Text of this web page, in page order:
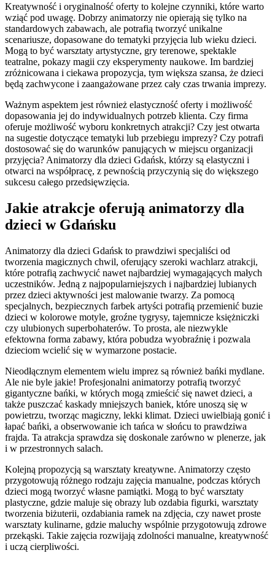
Kreatywność i oryginalność oferty to kolejne czynniki, które warto
wziąć pod uwagę. Dobrzy animatorzy nie opierają się tylko na
standardowych zabawach, ale potrafią tworzyć unikalne
scenariusze, dopasowane do tematyki przyjęcia lub wieku dzieci.
Mogą to być warsztaty artystyczne, gry terenowe, spektakle
teatralne, pokazy magii czy eksperymenty naukowe. Im bardziej
zróżnicowana i ciekawa propozycja, tym większa szansa, że dzieci
będą zachwycone i zaangażowane przez cały czas trwania imprezy.
Ważnym aspektem jest również elastyczność oferty i możliwość
dopasowania jej do indywidualnych potrzeb klienta. Czy firma
oferuje możliwość wyboru konkretnych atrakcji? Czy jest otwarta
na sugestie dotyczące tematyki lub przebiegu imprezy? Czy potrafi
dostosować się do warunków panujących w miejscu organizacji
przyjęcia? Animatorzy dla dzieci Gdańsk, którzy są elastyczni i
otwarci na współpracę, z pewnością przyczynią się do większego
sukcesu całego przedsięwzięcia.
Jakie atrakcje oferują animatorzy dla
dzieci w Gdańsku
Animatorzy dla dzieci Gdańsk to prawdziwi specjaliści od
tworzenia magicznych chwil, oferujący szeroki wachlarz atrakcji,
które potrafią zachwycić nawet najbardziej wymagających małych
uczestników. Jedną z najpopularniejszych i najbardziej lubianych
przez dzieci aktywności jest malowanie twarzy. Za pomocą
specjalnych, bezpiecznych farbek artyści potrafią przemienić buzie
dzieci w kolorowe motyle, groźne tygrysy, tajemnicze księżniczki
czy ulubionych superbohaterów. To prosta, ale niezwykle
efektowna forma zabawy, która pobudza wyobraźnię i pozwala
dzieciom wcielić się w wymarzone postacie.
Nieodłącznym elementem wielu imprez są również bańki mydlane.
Ale nie byle jakie! Profesjonalni animatorzy potrafią tworzyć
gigantyczne bańki, w których mogą zmieścić się nawet dzieci, a
także puszczać kaskady mniejszych baniek, które unoszą się w
powietrzu, tworząc magiczny, lekki klimat. Dzieci uwielbiają gonić i
łapać bańki, a obserwowanie ich tańca w słońcu to prawdziwa
frajda. Ta atrakcja sprawdza się doskonale zarówno w plenerze, jak
i w przestronnych salach.
Kolejną propozycją są warsztaty kreatywne. Animatorzy często
przygotowują różnego rodzaju zajęcia manualne, podczas których
dzieci mogą tworzyć własne pamiątki. Mogą to być warsztaty
plastyczne, gdzie maluje się obrazy lub ozdabia figurki, warsztaty
tworzenia biżuterii, ozdabiania ramek na zdjęcia, czy nawet proste
warsztaty kulinarne, gdzie maluchy wspólnie przygotowują zdrowe
przekąski. Takie zajęcia rozwijają zdolności manualne, kreatywność
i uczą cierpliwości.